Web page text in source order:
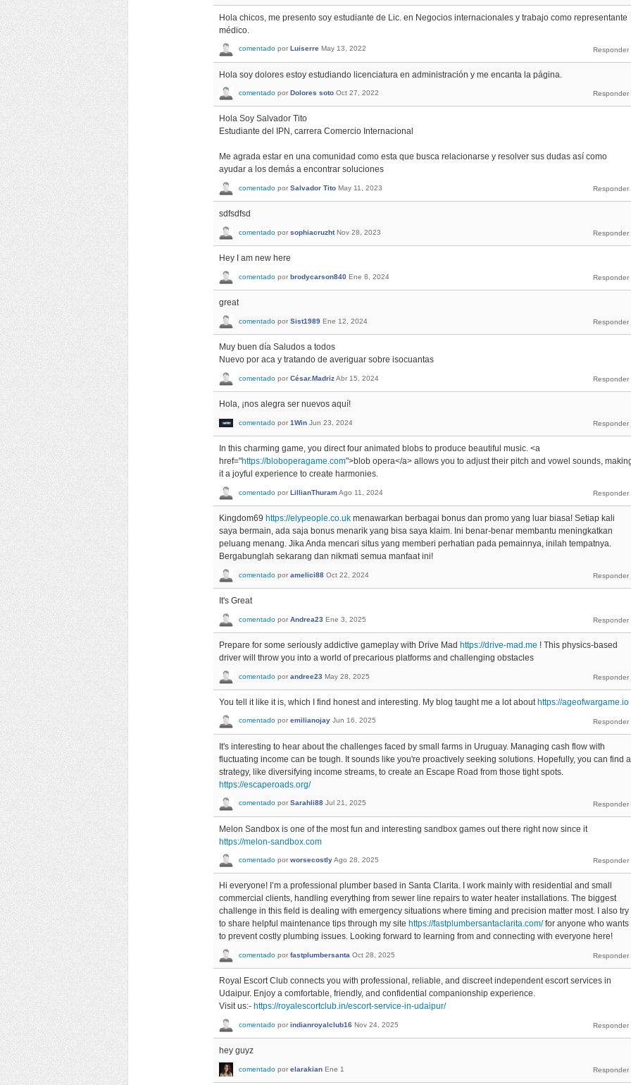
Hola chicos, me presento soy estudiante de Lic. en Negocios internacionales y trabajo como representante
médico.
comentado por Luiserre May 13, 2022
Hola soy dolores estoy estudiando licenciatura en administración y me encanta la página.
comentado por Dolores soto Oct 27, 2022
Hola Soy Salvador Tito
Estudiante del IPN, carrera Comercio Internacional
Me agrada estar en una comunidad como esta que busca relacionarse y resolver sus dudas así como
ayudar a los demás a encontrar soluciones
comentado por Salvador Tito May 11, 2023
sdfsdfsd
comentado por sophiacruzht Nov 28, 2023
Hey I am new here
comentado por brodycarson840 Ene 8, 2024
great
comentado por Sist1989 Ene 12, 2024
Muy buen día Saludos a todos
Nuevo por aca y tratando de averiguar sobre isocuantas
comentado por César.MadrizAbr 15, 2024
Hola, ¡nos alegra ser nuevos aquí!
comentado por 1Win Jun 23, 2024
In this charming game, you direct four animated blobs to produce beautiful music. <a
href="https://bloboperagame.com">blob opera</a> allows you to adjust their pitch and vowel sounds,
it a joyful experience to create harmonies.
comentado por LillianThuramAgo 11, 2024
Kingdom69 https://elypeople.co.uk menawarkan berbagai bonus dan promo yang luar biasa! Setiap kali
saya bermain, ada saja bonus menarik yang bisa saya klaim. Ini benar-benar membantu meningkatkan
peluang menang. Jika Anda mencari situs yang memberi perhatian pada pemainnya, inilah tempatnya.
Bergabunglah sekarang dan nikmati semua manfaat ini!
comentado por amelici88 Oct 22, 2024
It's Great
comentado por Andrea23 Ene 3, 2025
Prepare for some seriously addictive gameplay with Drive Mad https://drive-mad.me ! This physics-based
driver will throw you into a world of precarious platforms and challenging obstacles
comentado por andree23 May 28, 2025
You tell it like it is, which I find honest and interesting. My blog taught me a lot about https://ageofwargame.io
comentado por emilianojay Jun 16, 2025
It's interesting to hear about the challenges faced by small farms in Uruguay. Managing cash flow with
fluctuating income can be tough. It sounds like you're proactively seeking solutions. Hopefully, you can find a
strategy, like diversifying income streams, to create an Escape Road from those tight spots.
https://escaperoads.org/
comentado por Sarahli88 Jul 21, 2025
Melon Sandbox is one of the most fun and interesting sandbox games out there right now since it
https://melon-sandbox.com
comentado por worsecostlyAgo 28, 2025
Hi everyone! I’m a professional plumber based in Santa Clarita. I work mainly with residential and small
commercial clients, handling everything from sewer line repairs to water heater installations. The biggest
challenge in this field is dealing with emergency situations where timing and precision matter most. I also try
to share helpful maintenance tips through my site https://fastplumbersantaclarita.com/for anyone who wants
to prevent costly plumbing issues. Looking forward to learning from and connecting with everyone here!
comentado por fastplumbersanta Oct 28, 2025
Royal Escort Club connects you with professional, reliable, and discreet independent escort services in
Udaipur. Enjoy a comfortable, friendly, and confidential companionship experience.
Visit us:- https://royalescortclub.in/escort-service-in-udaipur/
comentado por indianroyalclub16 Nov 24, 2025
hey guyz
comentado por elarakian Ene 1